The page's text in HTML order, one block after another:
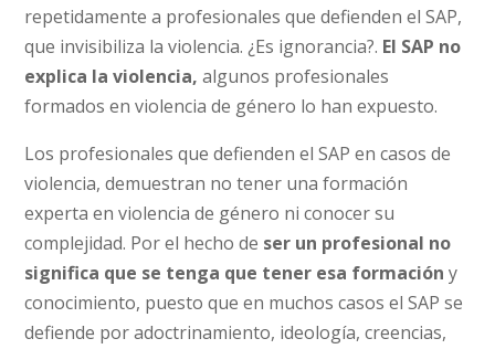
repetidamente a profesionales que defienden el SAP,
que invisibiliza la violencia. ¿Es ignorancia?. El SAP no
explica la violencia, algunos profesionales
formados en violencia de género lo han expuesto.
Los profesionales que defienden el SAP en casos de
violencia, demuestran no tener una formación
experta en violencia de género ni conocer su
complejidad. Por el hecho de ser un profesional no
significa que se tenga que tener esa formación y
conocimiento, puesto que en muchos casos el SAP se
defiende por adoctrinamiento, ideología, creencias,